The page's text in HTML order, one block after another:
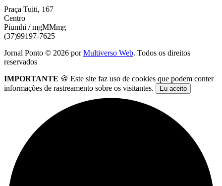
Praça Tuiti, 167
Centro
Piumhi / mgMMmg
(37)99197-7625
Jornal Ponto © 2026 porMultiverso Web. Todos os direitos
reservados
IMPORTANTE 🍪 Este site faz uso de cookies que podem conter
informações de rastreamento sobre os visitantes.
Eu aceito